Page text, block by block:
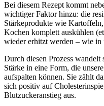
Bei diesem Rezept kommt
wichtiger Faktor hinzu: die
Stärkeprodukte wie
Kochen komplett auskühlen
wieder erhitzt werden – wie
Durch diesen Prozess
Stärke in eine Form, die
aufspalten können. Sie zählt
sich positiv auf
Blutzuckeranstieg aus.